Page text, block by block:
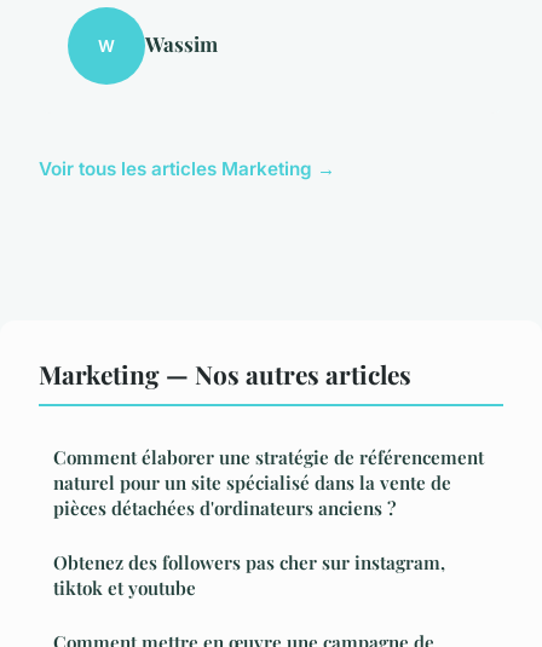
W Wassim
Voir tous les articles Marketing →
Marketing — Nos autres articles
Comment élaborer une stratégie de référencement
naturel pour un site spécialisé dans la vente de
pièces détachées d'ordinateurs anciens ?
Obtenez des followers pas cher sur instagram,
tiktok et youtube